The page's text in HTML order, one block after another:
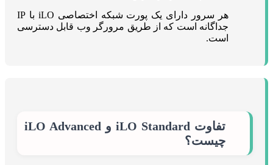
هر سرور دارای یک پورت شبکه اختصاصی iLO با IP
جداگانه است که از طریق مرورگر وب قابل دسترسی
است.
تفاوت iLO Standard و iLO Advanced
چیست؟